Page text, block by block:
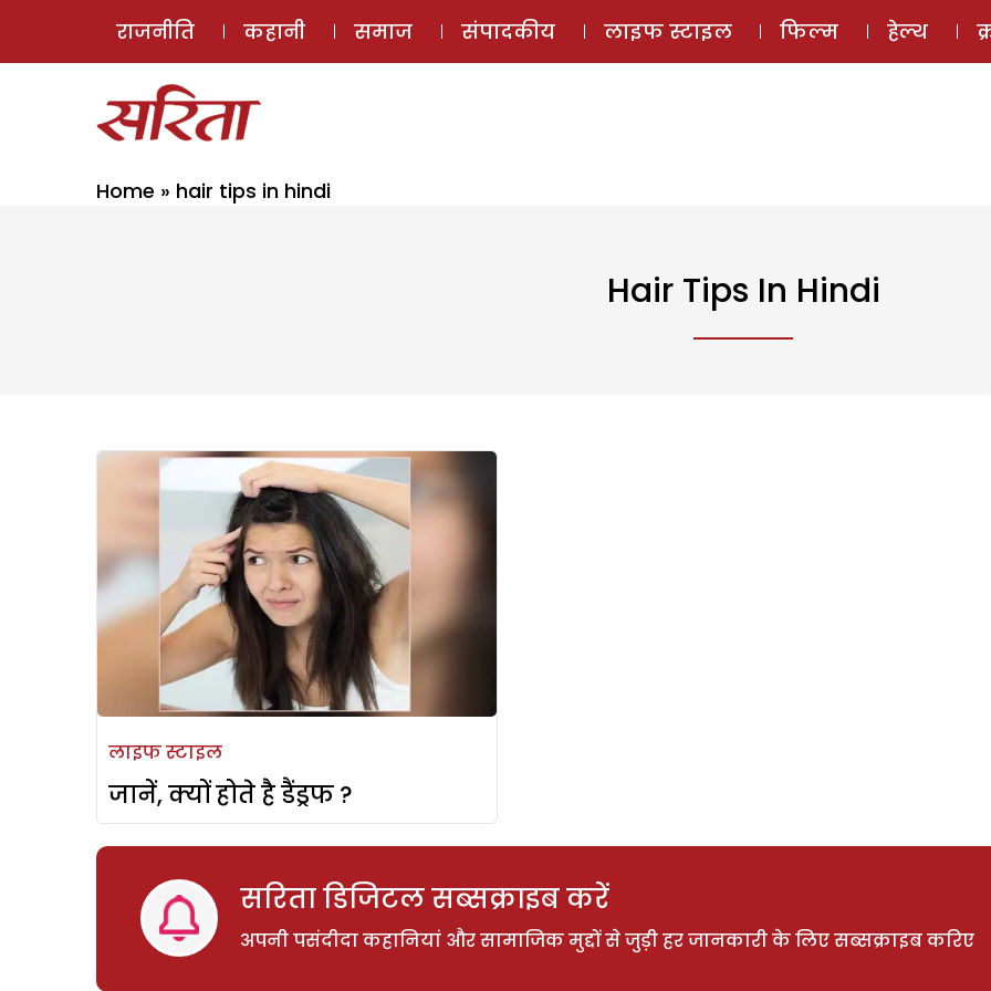
ई-मैगज़ीन
राजनीति कहानी समाज संपादकीय लाइफ स्टाइल फिल्म हेल्थ
Home » hair tips in hindi
Hair Tips In Hindi
लाइफ स्टाइल
जानें, क्यों होते है डैंड्रफ ?
सरिता डिजिटल सब्सक्राइब करें
अपनी पसंदीदा कहानियां और सामाजिक मुद्दों से जुड़ी हर जानकारी के लिए सब्सक्राइब करिए